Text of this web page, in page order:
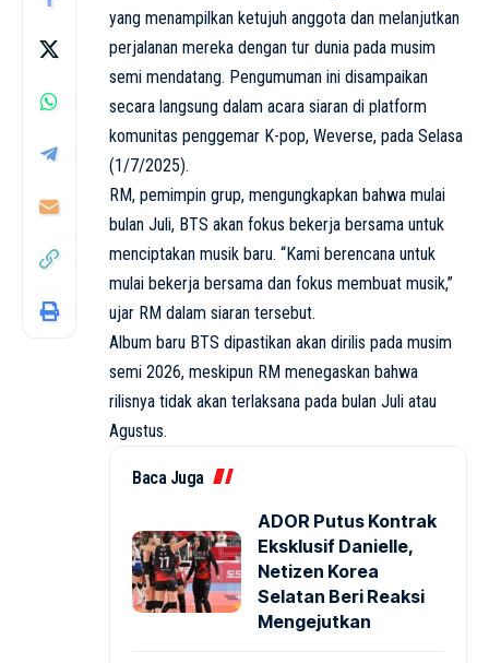
yang menampilkan ketujuh anggota dan melanjutkan
perjalanan mereka dengan tur dunia pada musim
semi mendatang. Pengumuman ini disampaikan
secara langsung dalam acara siaran di platform
komunitas penggemar K-pop, Weverse, pada Selasa
(1/7/2025).
RM, pemimpin grup, mengungkapkan bahwa mulai
bulan Juli, BTS akan fokus bekerja bersama untuk
menciptakan musik baru. “Kami berencana untuk
mulai bekerja bersama dan fokus membuat musik,”
ujar RM dalam siaran tersebut.
Album baru BTS dipastikan akan dirilis pada musim
semi 2026, meskipun RM menegaskan bahwa
rilisnya tidak akan terlaksana pada bulan Juli atau
Agustus.
Baca Juga
ADOR Putus Kontrak
Eksklusif Danielle,
Netizen Korea
Selatan Beri Reaksi
Mengejutkan